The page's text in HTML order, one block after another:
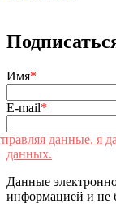
Имя*
E-mail*
данные, я
данных.
Данные
информацией и не